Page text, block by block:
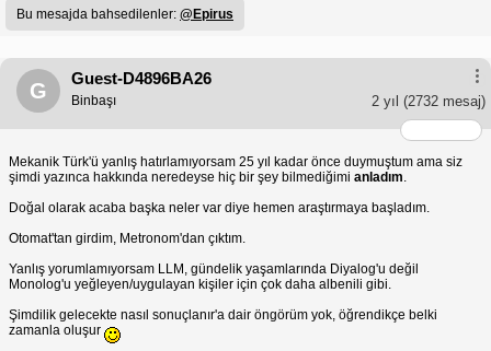
Bu mesajda bahsedilenler: @Epirus
G
Guest-D4896BA26
2 yıl (2732 mesaj)
Binbaşı
Mekanik Türk'ü yanlış hatırlamıyorsam 25 yıl kadar önce duymuştum ama siz
şimdi yazınca hakkında neredeyse hiç bir şey bilmediğimi anladım.
Doğal olarak acaba başka neler var diye hemen araştırmaya başladım.
Otomat'tan girdim, Metronom'dan çıktım.
Yanlış yorumlamıyorsam LLM, gündelik yaşamlarında Diyalog'u değil
Monolog'u yeğleyen/uygulayan kişiler için çok daha albenili gibi.
Şimdilik gelecekte nasıl sonuçlanır'a dair öngörüm yok, öğrendikçe belki
zamanla oluşur